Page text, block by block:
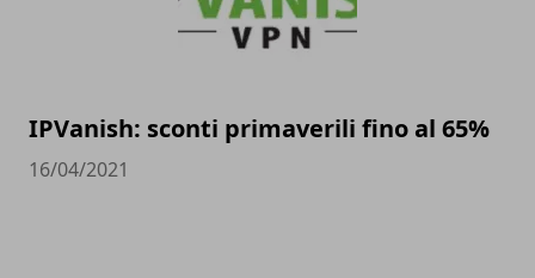
IPVanish: sconti primaverili fino al 65%
16/04/2021